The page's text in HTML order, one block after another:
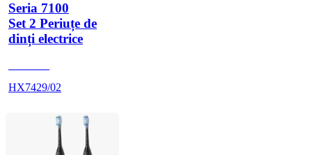
Seria 7100
Set 2 Periuțe de
dinți electrice
HX7429/02